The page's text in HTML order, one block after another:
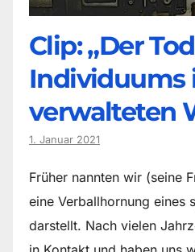
Clip: „Der
Individuums
verwalteten
1. Januar 2021
Früher nannten wir (seine
eine Verballhornung eines
darstellt. Nach vielen